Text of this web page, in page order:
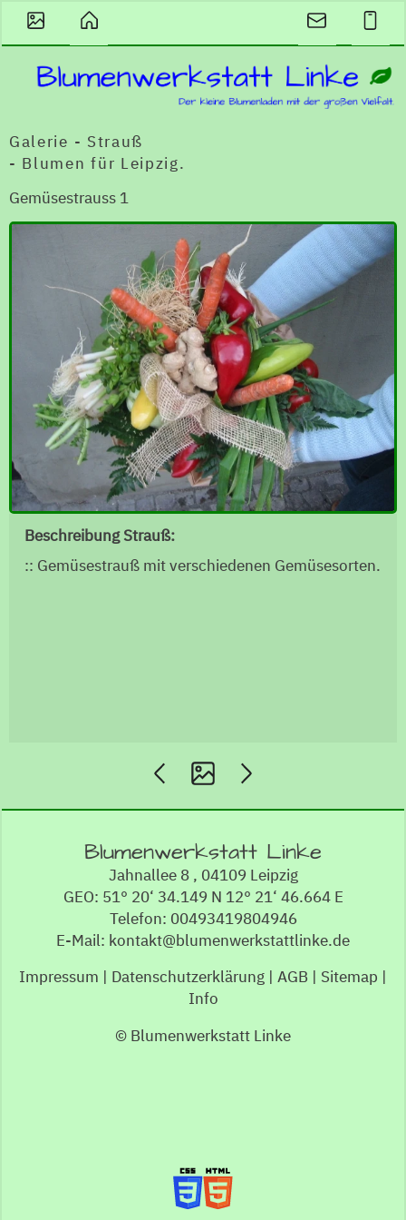
Galerie - Strauß
- Blumen für Leipzig.
Gemüsestrauss 1
Beschreibung Strauß:
:: Gemüsestrauß mit verschiedenen Gemüsesorten.
Blumenwerkstatt Linke
Jahnallee 8 , 04109 Leipzig
GEO: 51° 20‘ 34.149 N 12° 21‘ 46.664 E
Telefon: 00493419804946
E-Mail: kontakt@blumenwerkstattlinke.de
Impressum | Datenschutzerklärung | AGB | Sitemap |
Info
© Blumenwerkstatt Linke